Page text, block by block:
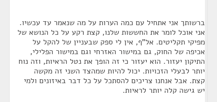
ברשותך אני אתחיל עם כמה הערות על מה שנאמר עד עכשיו.
אני אוכל לומר את החששות שלנו, קצת רקע על כל הנושא של
מפיקי תקליטים. אל"ף, אין לי ספק שבעניין של להקל על
אכיפה של החוק, גם במישור האזרחי וגם במישור הפלילי,
התיקון יעזור. הוא יעזור כי זה הופך את נטל הראיות, וזה נוח
יותר לבעלי הזכויות. יכול להיות שמהצד השני זה מקשה
קצת. אבל אנחנו צריכים להסתכל על כל דבר באיזונים ולמי
יש גישה קלה יותר לראיות.